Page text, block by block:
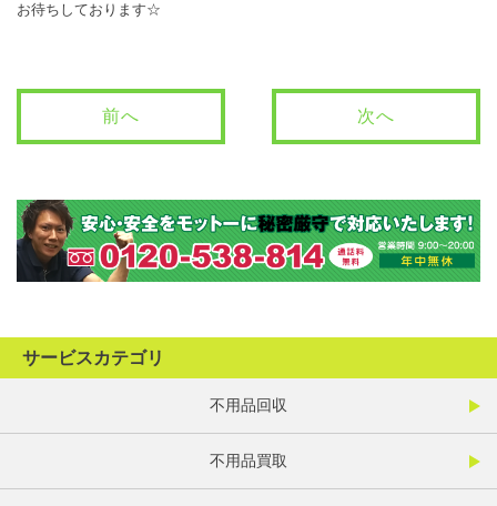
お待ちしております☆
前へ 次へ
サービスカテゴリ
不用品回収
不用品買取